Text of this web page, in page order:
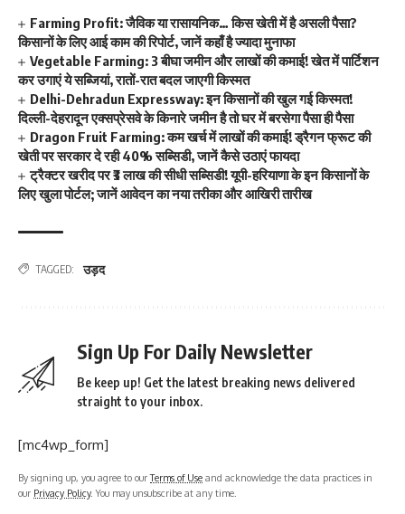
Farming Profit: जैविक या रासायनिक… किस खेती में है असली पैसा?
किसानों के लिए आई काम की रिपोर्ट, जानें कहाँ है ज्यादा मुनाफा
Vegetable Farming: 3 बीघा जमीन और लाखों की कमाई! खेत में पार्टिशन
कर उगाएं ये सब्जियां, रातों-रात बदल जाएगी किस्मत
Delhi-Dehradun Expressway: इन किसानों की खुल गई किस्मत!
दिल्ली-देहरादून एक्सप्रेसवे के किनारे जमीन है तो घर में बरसेगा पैसा ही पैसा
Dragon Fruit Farming: कम खर्च में लाखों की कमाई! ड्रैगन फ्रूट की
खेती पर सरकार दे रही 40% सब्सिडी, जानें कैसे उठाएं फायदा
ट्रैक्टर खरीद पर ₹3 लाख की सीधी सब्सिडी! यूपी-हरियाणा के इन किसानों के
लिए खुला पोर्टल; जानें आवेदन का नया तरीका और आखिरी तारीख
TAGGED: उड़द
Sign Up For Daily Newsletter
Be keep up! Get the latest breaking news delivered
straight to your inbox.
[mc4wp_form]
By signing up, you agree to ourTerms of Use and acknowledge the data practices in
our Privacy Policy. You may unsubscribe at any time.